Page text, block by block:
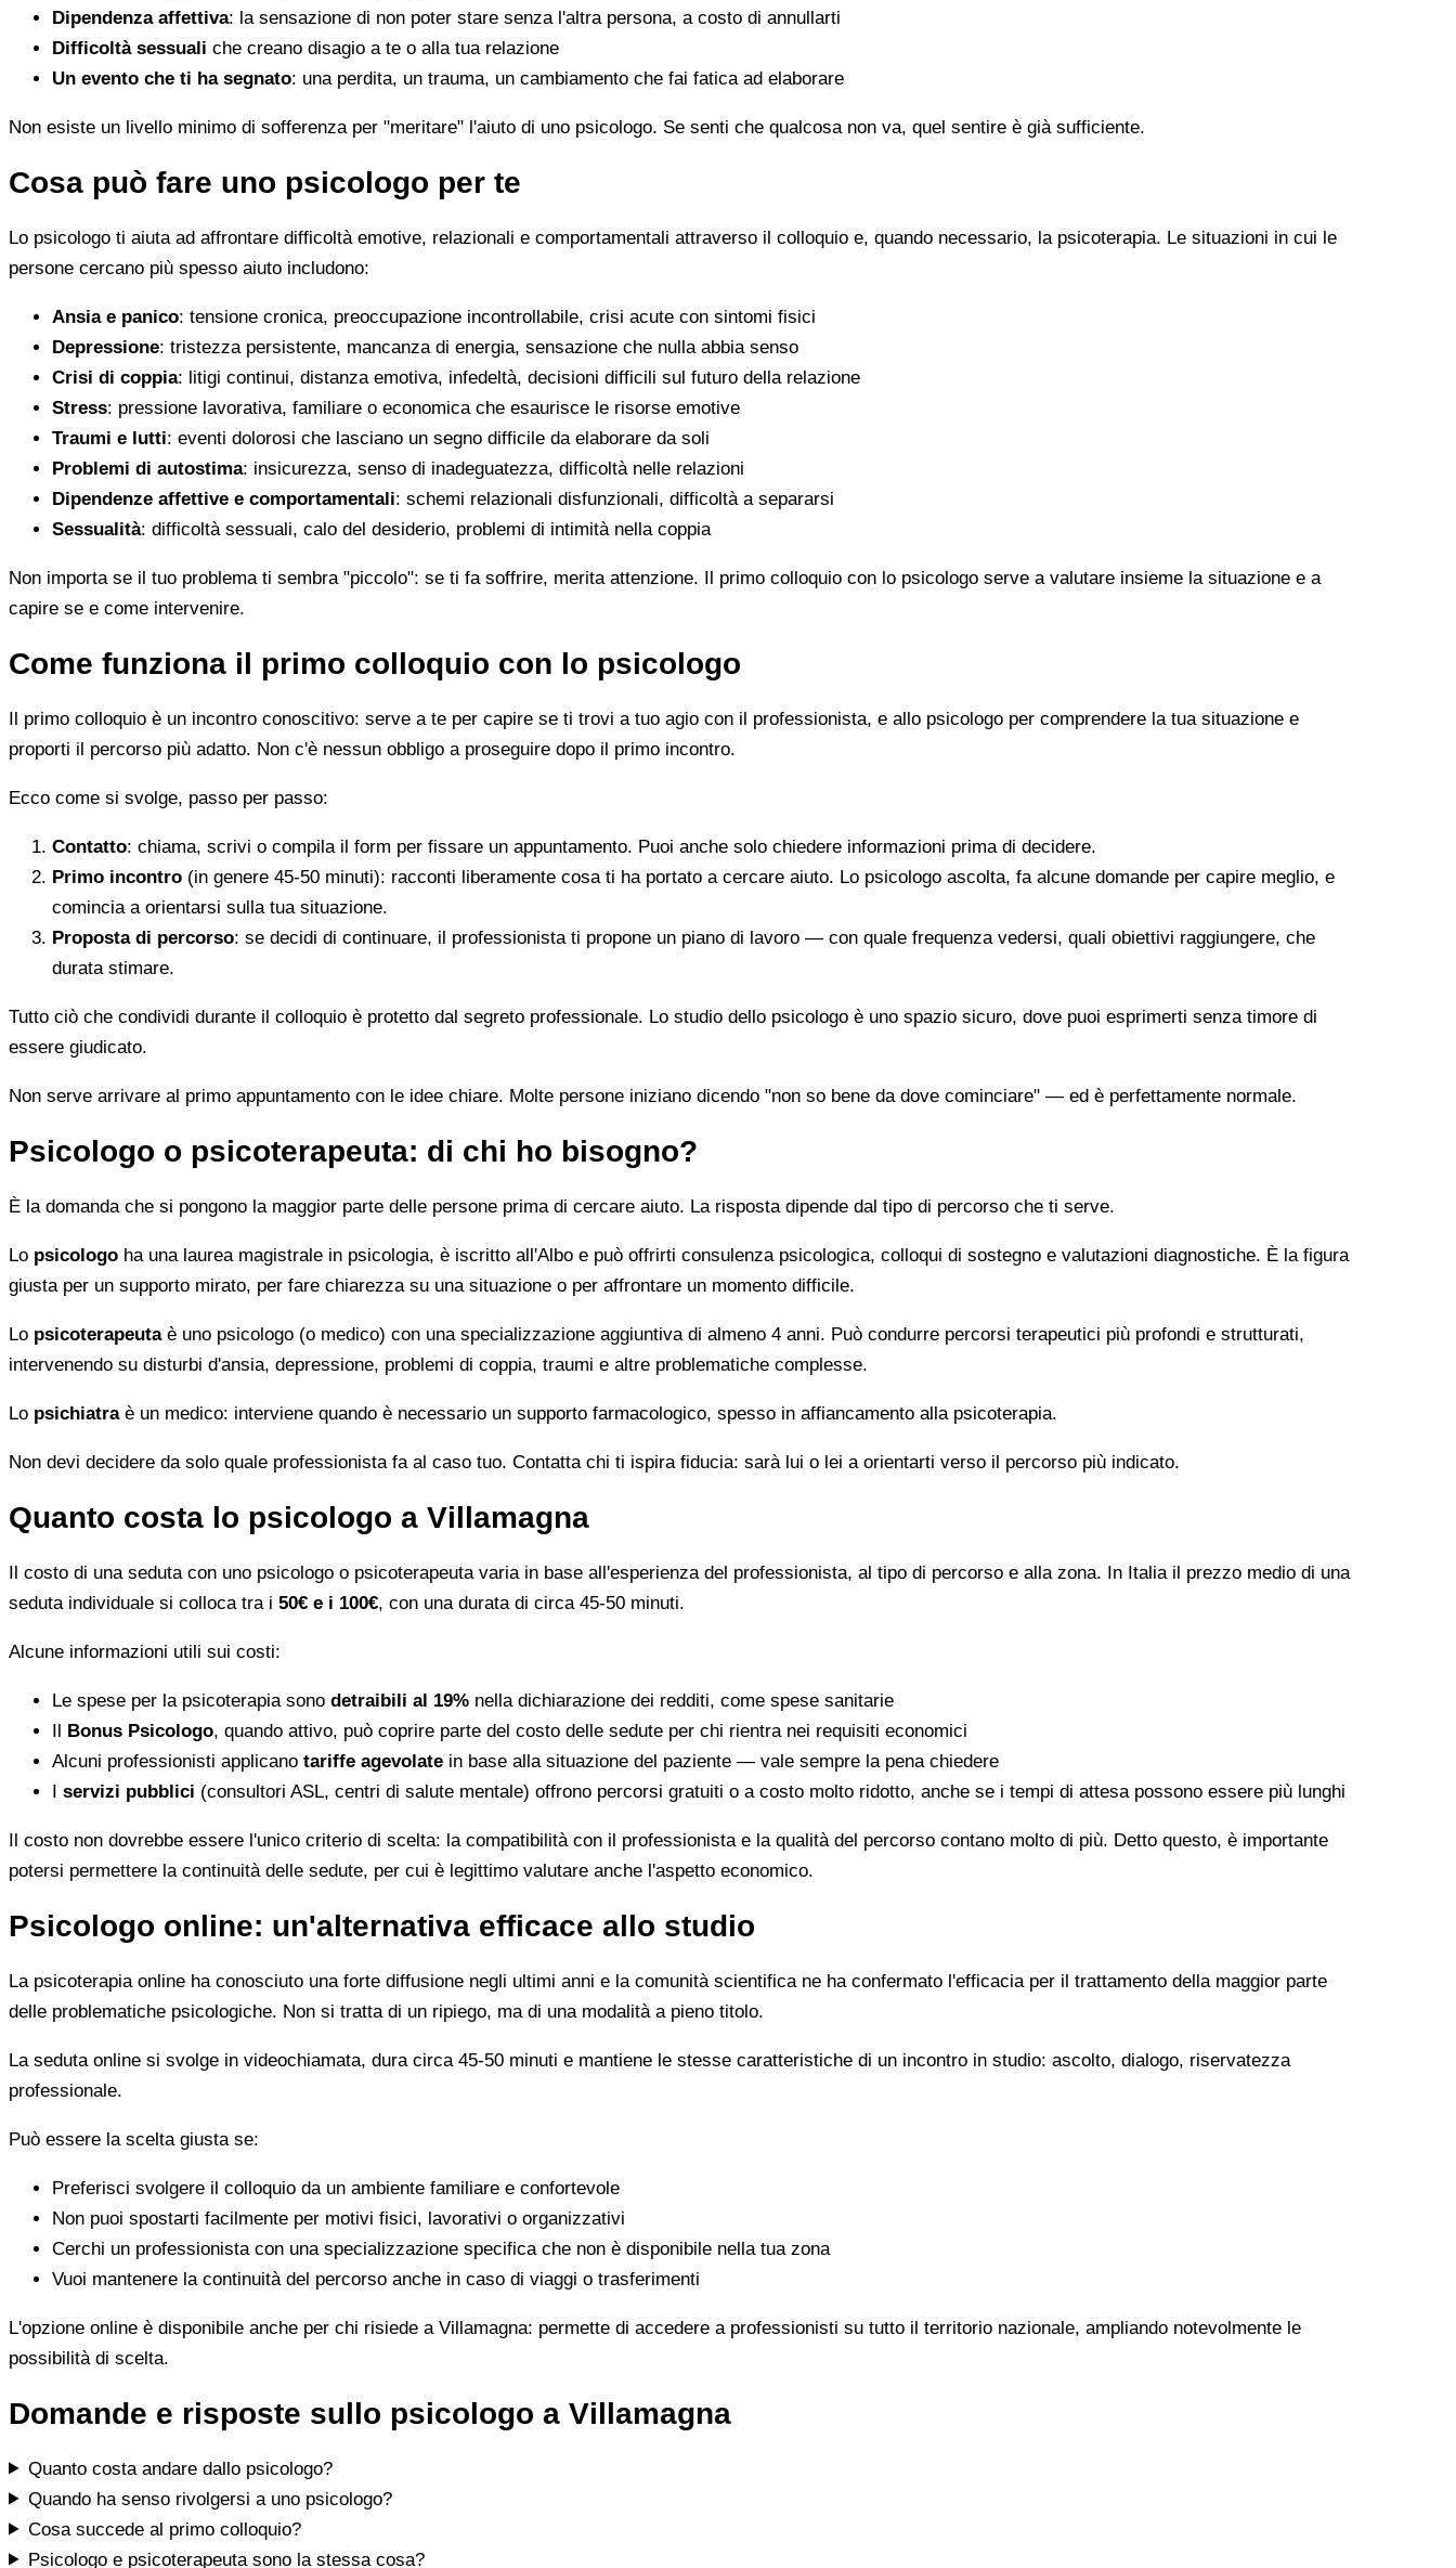
Dipendenza affettiva: la sensazione di non poter stare senza l'altra persona, a costo di annullarti
Difficoltà sessuali che creano disagio a te o alla tua relazione
Un evento che ti ha segnato: una perdita, un trauma, un cambiamento che fai fatica ad elaborare
Non esiste un livello minimo di sofferenza per "meritare" l'aiuto di uno psicologo. Se senti che qualcosa non va, quel sentire è già sufficiente.
Cosa può fare uno psicologo per te
Lo psicologo ti aiuta ad affrontare difficoltà emotive, relazionali e comportamentali attraverso il colloquio e, quando necessario, la psicoterapia. Le situazioni in cui le
persone cercano più spesso aiuto includono:
Ansia e panico: tensione cronica, preoccupazione incontrollabile, crisi acute con sintomi fisici
Depressione: tristezza persistente, mancanza di energia, sensazione che nulla abbia senso
Crisi di coppia: litigi continui, distanza emotiva, infedeltà, decisioni difficili sul futuro della relazione
Stress: pressione lavorativa, familiare o economica che esaurisce le risorse emotive
Traumi e lutti: eventi dolorosi che lasciano un segno difficile da elaborare da soli
Problemi di autostima: insicurezza, senso di inadeguatezza, difficoltà nelle relazioni
Dipendenze affettive e comportamentali: schemi relazionali disfunzionali, difficoltà a separarsi
Sessualità: difficoltà sessuali, calo del desiderio, problemi di intimità nella coppia
Non importa se il tuo problema ti sembra "piccolo": se ti fa soffrire, merita attenzione. Il primo colloquio con lo psicologo serve a valutare insieme la situazione e a
capire se e come intervenire.
Come funziona il primo colloquio con lo psicologo
Il primo colloquio è un incontro conoscitivo: serve a te per capire se ti trovi a tuo agio con il professionista, e allo psicologo per comprendere la tua situazione e
proporti il percorso più adatto. Non c'è nessun obbligo a proseguire dopo il primo incontro.
Ecco come si svolge, passo per passo:
Contatto: chiama, scrivi o compila il form per fissare un appuntamento. Puoi anche solo chiedere informazioni prima di decidere.
Primo incontro (in genere 45-50 minuti): racconti liberamente cosa ti ha portato a cercare aiuto. Lo psicologo ascolta, fa alcune domande per capire meglio, e
comincia a orientarsi sulla tua situazione.
Proposta di percorso: se decidi di continuare, il professionista ti propone un piano di lavoro — con quale frequenza vedersi, quali obiettivi raggiungere, che
durata stimare.
Tutto ciò che condividi durante il colloquio è protetto dal segreto professionale. Lo studio dello psicologo è uno spazio sicuro, dove puoi esprimerti senza timore di
essere giudicato.
Non serve arrivare al primo appuntamento con le idee chiare. Molte persone iniziano dicendo "non so bene da dove cominciare" — ed è perfettamente normale.
Psicologo o psicoterapeuta: di chi ho bisogno?
È la domanda che si pongono la maggior parte delle persone prima di cercare aiuto. La risposta dipende dal tipo di percorso che ti serve.
Lo psicologo ha una laurea magistrale in psicologia, è iscritto all'Albo e può offrirti consulenza psicologica, colloqui di sostegno e valutazioni diagnostiche. È la figura
giusta per un supporto mirato, per fare chiarezza su una situazione o per affrontare un momento difficile.
Lo psicoterapeutaè uno psicologo (o medico) con una specializzazione aggiuntiva di almeno 4 anni. Può condurre percorsi terapeutici più profondi e strutturati,
intervenendo su disturbi d'ansia, depressione, problemi di coppia, traumi e altre problematiche complesse.
Lo psichiatraè un medico: interviene quando è necessario un supporto farmacologico, spesso in affiancamento alla psicoterapia.
Non devi decidere da solo quale professionista fa al caso tuo. Contatta chi ti ispira fiducia: sarà lui o lei a orientarti verso il percorso più indicato.
Quanto costa lo psicologo a Villamagna
Il costo di una seduta con uno psicologo o psicoterapeuta varia in base all'esperienza del professionista, al tipo di percorso e alla zona. In Italia il prezzo medio di una
seduta individuale si colloca tra i 50€ e i 100€, con una durata di circa 45-50 minuti.
Alcune informazioni utili sui costi:
Le spese per la psicoterapia sono detraibili al 19% nella dichiarazione dei redditi, come spese sanitarie
Il Bonus Psicologo, quando attivo, può coprire parte del costo delle sedute per chi rientra nei requisiti economici
Alcuni professionisti applicano tariffe agevolate in base alla situazione del paziente — vale sempre la pena chiedere
I servizi pubblici (consultori ASL, centri di salute mentale) offrono percorsi gratuiti o a costo molto ridotto, anche se i tempi di attesa possono essere più lunghi
Il costo non dovrebbe essere l'unico criterio di scelta: la compatibilità con il professionista e la qualità del percorso contano molto di più. Detto questo, è importante
potersi permettere la continuità delle sedute, per cui è legittimo valutare anche l'aspetto economico.
Psicologo online: un'alternativa efficace allo studio
La psicoterapia online ha conosciuto una forte diffusione negli ultimi anni e la comunità scientifica ne ha confermato l'efficacia per il trattamento della maggior parte
delle problematiche psicologiche. Non si tratta di un ripiego, ma di una modalità a pieno titolo.
La seduta online si svolge in videochiamata, dura circa 45-50 minuti e mantiene le stesse caratteristiche di un incontro in studio: ascolto, dialogo, riservatezza
professionale.
Può essere la scelta giusta se:
Preferisci svolgere il colloquio da un ambiente familiare e confortevole
Non puoi spostarti facilmente per motivi fisici, lavorativi o organizzativi
Cerchi un professionista con una specializzazione specifica che non è disponibile nella tua zona
Vuoi mantenere la continuità del percorso anche in caso di viaggi o trasferimenti
L'opzione online è disponibile anche per chi risiede a Villamagna: permette di accedere a professionisti su tutto il territorio nazionale, ampliando notevolmente le
possibilità di scelta.
Domande e risposte sullo psicologo a Villamagna
Quanto costa andare dallo psicologo?
Quando ha senso rivolgersi a uno psicologo?
Cosa succede al primo colloquio?
Psicologo e psicoterapeuta sono la stessa cosa?